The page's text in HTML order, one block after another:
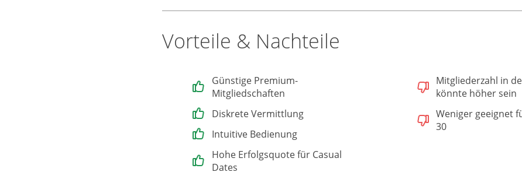
Vorteile & Nachteile
Günstige Premium-
Mitgliedschaften
Diskrete Vermittlung
Intuitive Bedienung
Hohe Erfolgsquote für Casual
Dates
Mitgliederzahl in
könnte höher sein
Weniger geeignet
30